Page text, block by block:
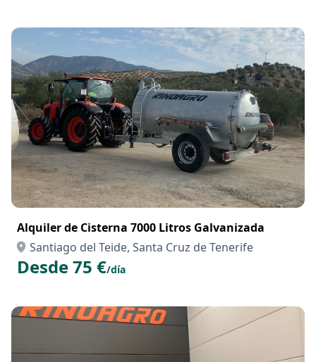
Alquiler de Cisterna 7000 Litros Galvanizada
Santiago del Teide, Santa Cruz de Tenerife
Desde 75 €/día